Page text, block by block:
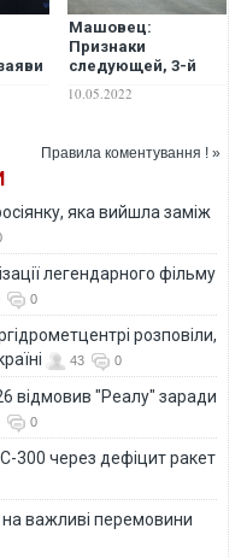
Машовец:
Признаки
следующей, 3-й
"специальной
достаточно
10.05.2022
Правила коментування ! »
яка вийшла заміж
легендарного фільму
0
розповіли,
43 0
відмовив "Реалу" заради
0
300 через дефіцит ракет
на важливі перемовини